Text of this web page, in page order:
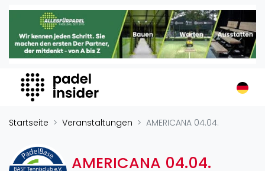
Padel Insider
Home
Organisationen
Buchungssysteme
Padel-Shops
Padelplatzbauer
Startseite Veranstaltungen AMERICANA 04.04.
AMERICANA 04.04.